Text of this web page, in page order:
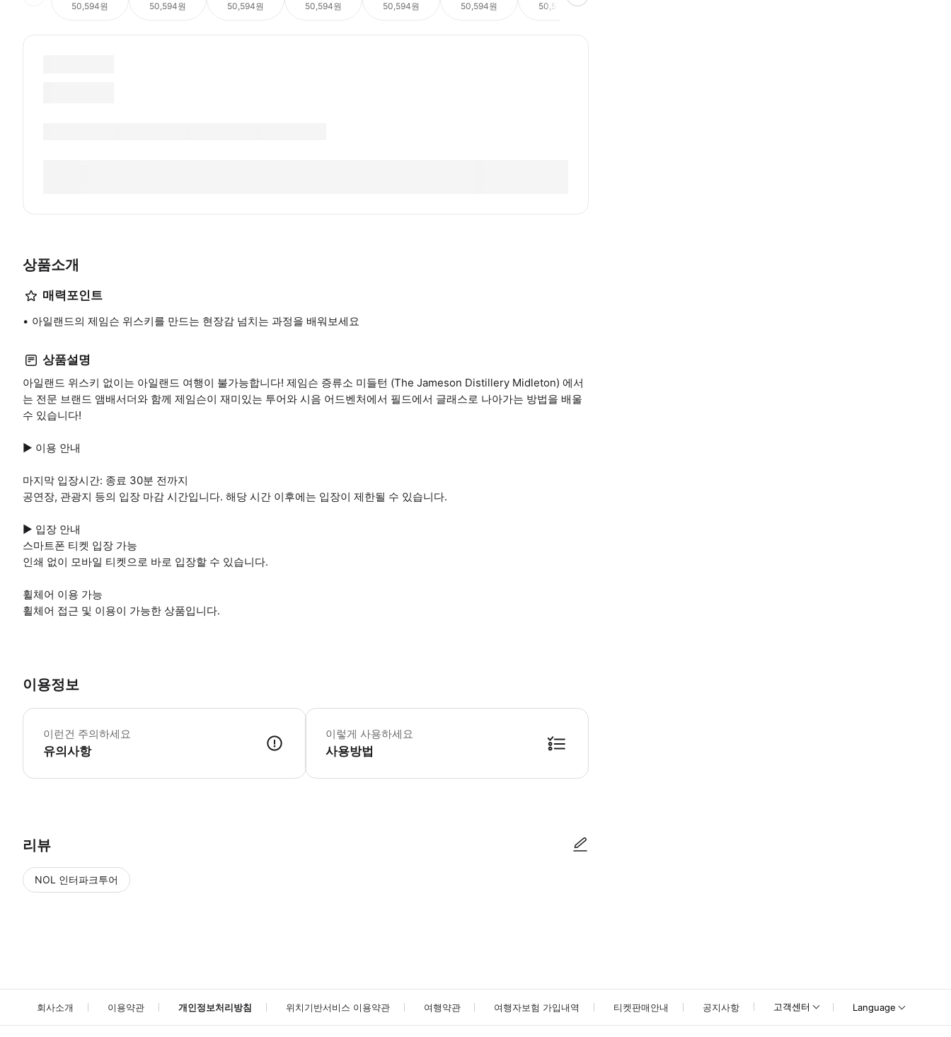
50,594원 50,594원 50,594원 50,594원 50,594원 50,594원 50,594원
상품소개
매력포인트
아일랜드의 제임슨 위스키를 만드는 현장감 넘치는 과정을 배워보세요
상품설명
아일랜드 위스키 없이는 아일랜드 여행이 불가능합니다! 제임슨 증류소 미들턴 (The Jameson Distillery Midleton) 에서
는 전문 브랜드 앰배서더와 함께 제임슨이 재미있는 투어와 시음 어드벤처에서 필드에서 글래스로 나아가는 방법을 배울
수 있습니다!
▶ 이용 안내
마지막 입장시간: 종료 30분 전까지
공연장, 관광지 등의 입장 마감 시간입니다. 해당 시간 이후에는 입장이 제한될 수 있습니다.
▶ 입장 안내
스마트폰 티켓 입장 가능
인쇄 없이 모바일 티켓으로 바로 입장할 수 있습니다.
휠체어 이용 가능
휠체어 접근 및 이용이 가능한 상품입니다.
이용정보
이런건 주의하세요
유의사항
▶ 꼭 알아두세요 만 18세 이상임을 증명하는 유효한 신분증을 지참하세요. 성인 동반 만 18세 미만 관람객에게는 적용되지 않습니다. * 감면된 티켓은 현
이렇게 사용하세요
사용방법
리뷰
NOL 인터파크투어
회사소개 이용약관 개인정보처리방침 위치기반서비스 이용약관 여행약관 여행자보험 가입내역 티켓판매안내 공지사항 고객센터 Language